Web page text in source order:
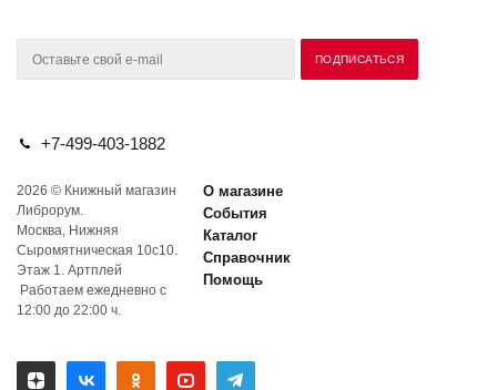
+7-499-403-1882
2026 © Книжный магазин
Либрорум.
Москва, Нижняя
Сыромятническая 10с10.
Этаж 1. Артплей
Работаем ежедневно с
12:00 до 22:00 ч.
О магазине
События
Каталог
Справочник
Помощь